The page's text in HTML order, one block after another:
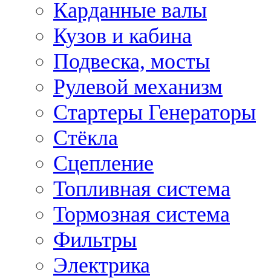
Карданные валы
Кузов и кабина
Подвеска, мосты
Рулевой механизм
Стартеры Генераторы
Стёкла
Сцепление
Топливная система
Тормозная система
Фильтры
Электрика